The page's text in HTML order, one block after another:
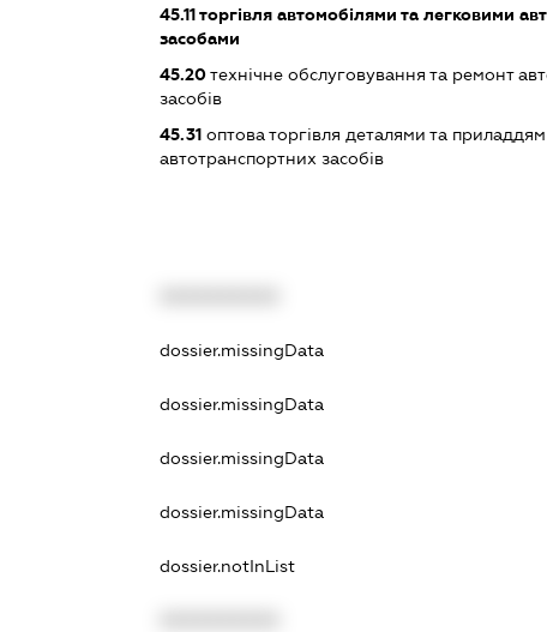
45.11торгівля автомобілями та легковими
засобами
45.20технічне обслуговування та ремонт
засобів
45.31 оптова торгівля деталями та
автотранспортних засобів
dossier.missingData
dossier.missingData
dossier.missingData
dossier.missingData
dossier.notInList